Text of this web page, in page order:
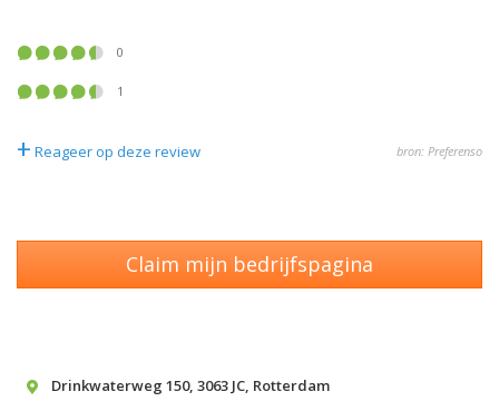
0
1
+ Reageer op deze review bron: Preferenso
Claim mijn bedrijfspagina
Drinkwaterweg 150, 3063 JC, Rotterdam